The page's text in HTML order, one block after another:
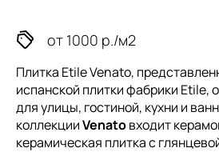
от 1000 р./м2
Плитка Etile Venato,
испанской плиткифабрики Etile,
для улицы, гостиной, кухни и
коллекцииVenatoвходит
керамическая плитка с